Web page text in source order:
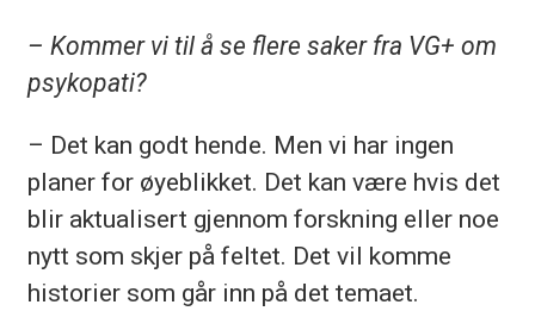
– Kommer vi til å se flere saker fra VG+ om
psykopati?
– Det kan godt hende. Men vi har ingen
planer for øyeblikket. Det kan være hvis det
blir aktualisert gjennom forskning eller noe
nytt som skjer på feltet. Det vil komme
historier som går inn på det temaet.